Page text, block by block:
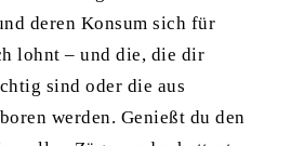
deren Konsum sich für
lohnt – und die, die dir
sind oder die aus
werden. Genießt du den